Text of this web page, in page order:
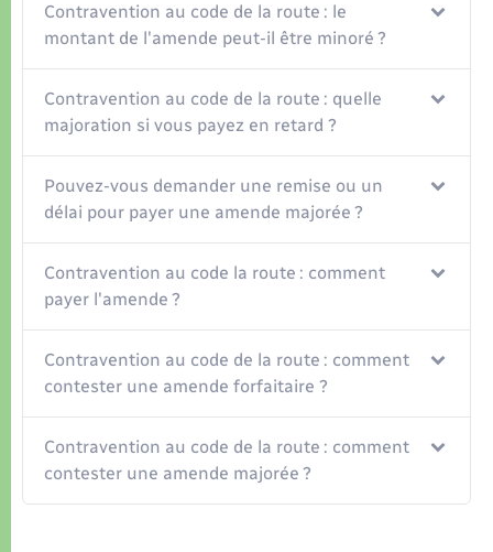
Contravention au code de la route : le
montant de l'amende peut-il être minoré ?
Contravention au code de la route : quelle
majoration si vous payez en retard ?
Pouvez-vous demander une remise ou un
délai pour payer une amende majorée ?
Contravention au code la route : comment
payer l'amende ?
Contravention au code de la route : comment
contester une amende forfaitaire ?
Contravention au code de la route : comment
contester une amende majorée ?